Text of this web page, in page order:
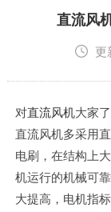
联系方式
客户留言
人才招聘
直流风机
更
对直流风机大家了
直流风机多采用直
电刷，在结构上大
机运行的机械可靠
大提高，电机指